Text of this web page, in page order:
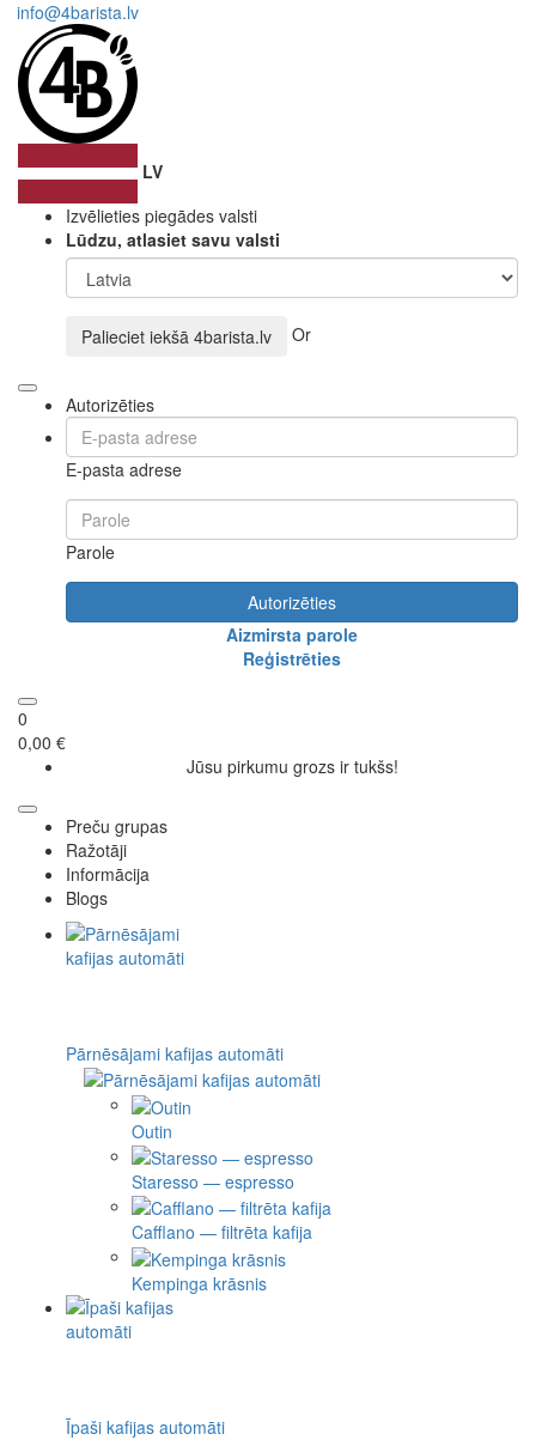
info@4barista.lv
LV
Izvēlieties piegādes valsti
Lūdzu, atlasiet savu valsti
Palieciet iekšā 4barista.lv Or
Autorizēties
E-pasta adrese
Parole
Autorizēties
Aizmirsta parole
Reģistrēties
0
0,00 €
Jūsu pirkumu grozs ir tukšs!
Preču grupas
Ražotāji
Informācija
Blogs
Pārnēsājami kafijas automāti
Outin
Staresso — espresso
Cafflano — filtrēta kafija
Kempinga krāsnis
Īpaši kafijas automāti